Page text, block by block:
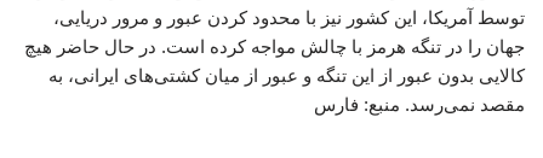
توسط آمریکا، این کشور نیز با محدود کردن عبور و مرور دریایی،
جهان را در تنگه هرمز با چالش مواجه کرده است. در حال حاضر هیچ
کالایی بدون عبور از این تنگه و عبور از میان کشتی‌های ایرانی، به
مقصد نمی‌رسد. منبع: فارس